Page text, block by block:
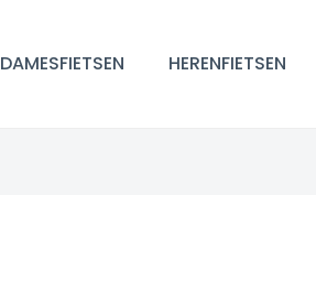
DAMESFIETSEN HERENFIETSEN